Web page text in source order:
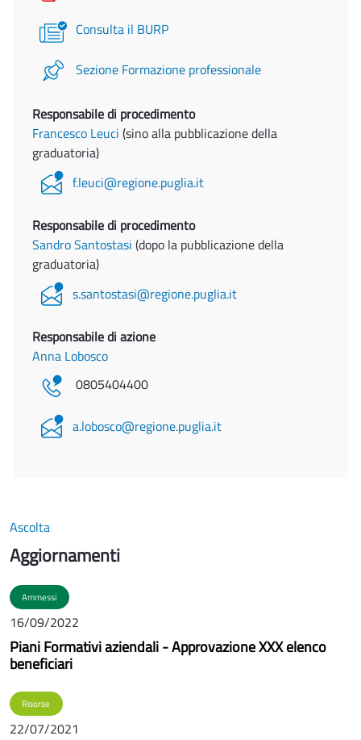
Consulta il BURP
Sezione Formazione professionale
Responsabile di procedimento
Francesco Leuci (sino alla pubblicazione della
graduatoria)
f.leuci@regione.puglia.it
Responsabile di procedimento
Sandro Santostasi (dopo la pubblicazione della
graduatoria)
s.santostasi@regione.puglia.it
Responsabile di azione
Anna Lobosco
0805404400
a.lobosco@regione.puglia.it
Ascolta
Aggiornamenti
Ammessi
16/09/2022
Piani Formativi aziendali - Approvazione XXX elenco
beneficiari
Risorse
22/07/2021